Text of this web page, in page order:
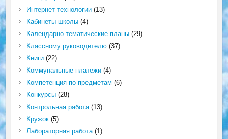
Интернет технологии(13)
Кабинеты школы(4)
Календарно-тематические планы(29)
Классному руководителю(37)
Книги(22)
Коммунальные платежи(4)
Компетенция по предметам (6)
Конкурсы(28)
Контрольная работа(13)
Кружок(5)
Лабораторная работа(1)